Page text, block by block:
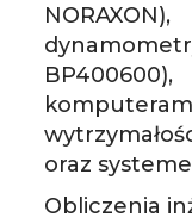
oraz
Obliczenia